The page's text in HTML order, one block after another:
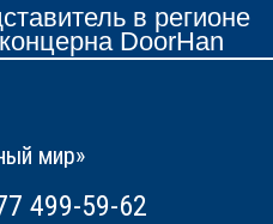
в регионе
DoorHan
мир»
499-59-62